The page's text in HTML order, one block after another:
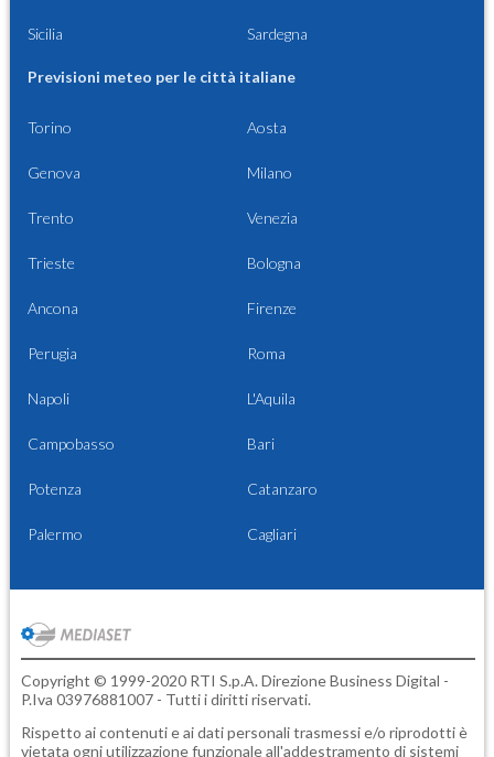
Sicilia Sardegna
Previsioni meteo per le città italiane
Torino Aosta
Genova Milano
Trento Venezia
Trieste Bologna
Ancona Firenze
Perugia Roma
Napoli L'Aquila
Campobasso Bari
Potenza Catanzaro
Palermo Cagliari
Copyright © 1999-2020 RTI S.p.A. Direzione Business Digital -
P.Iva 03976881007 - Tutti i diritti riservati.
Rispetto ai contenuti e ai dati personali trasmessi e/o riprodotti è
vietata ogni utilizzazione funzionale all'addestramento di sistemi